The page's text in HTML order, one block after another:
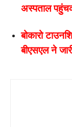
अस्पताल
बोकारो
बीएसएल ने